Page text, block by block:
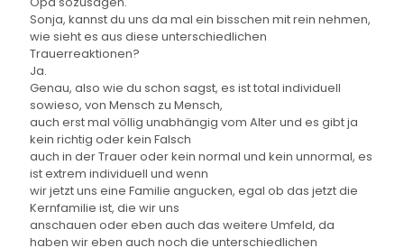
Sonja, kannst du uns da mal ein bisschen mit rein nehmen,
wie sieht es aus diese unterschiedlichen
Trauerreaktionen?
Ja.
Genau, also wie du schon sagst, es ist total individuell
sowieso, von Mensch zu Mensch,
auch erst mal völlig unabhängig vom Alter und es gibt ja
kein richtig oder kein Falsch
auch in der Trauer oder kein normal und kein unnormal, es
ist extrem individuell und wenn
wir jetzt uns eine Familie angucken, egal ob das jetzt die
Kernfamilie ist, die wir uns
anschauen oder eben auch das weitere Umfeld, da
haben wir eben auch noch die unterschiedlichen